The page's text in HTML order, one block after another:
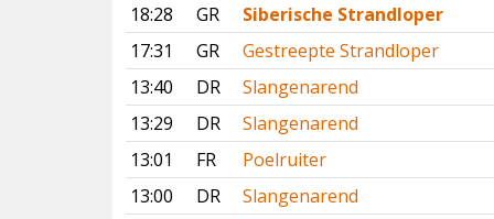
18:28 GR
Siberische Strandloper
17:31
GR
Gestreepte Strandloper
13:40
DR
Slangenarend
13:29
DR
Slangenarend
13:01
FR
Poelruiter
13:00
DR
Slangenarend